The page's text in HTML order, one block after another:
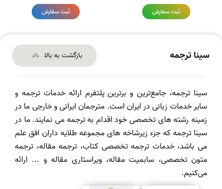
ثبت سفارش ثبت سفارش
سینا ترجمه بازگشت به بالا
سینا ترجمه، جامع‌ترین و برترین پلتفرم ارائه خدمات ترجمه و
سایر خدمات زبانی در ایران است. مترجمان ایرانی و خارجی ما در
زمینه رشته های تخصصی خود اقدام به ترجمه می نمایند. ما در
سینا ترجمه که جزء زیرشاخه های مجموعه طلایه داران افق علم
می باشد، خدمات ترجمه تخصصی کتاب، ترجمه مقاله، ترجمه
متون تخصصی، سابمیت مقاله، ویراستاری مقاله و ... ارائه
می‌کنیم.